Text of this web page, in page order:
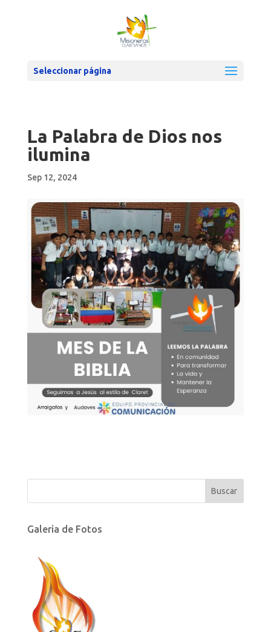
Seleccionar página
La Palabra de Dios nos
ilumina
Sep 12, 2024
Galeria de Fotos